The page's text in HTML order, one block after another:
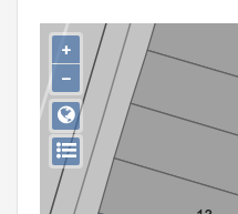
Gebeurtenis
Persoon of collectief
Downloads
Hergebruik
+
−